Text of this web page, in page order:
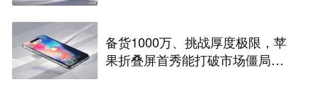
备货1000万、挑战厚度极限，苹
果折叠屏首秀能打破市场僵局